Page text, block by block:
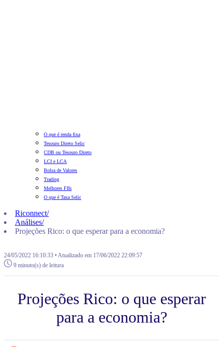
O que é renda fixa
Tesouro Direto Selic
CDB ou Tesouro Direto
LCI e LCA
Bolsa de Valores
Trading
Melhores FIIs
O que é Taxa Selic
Riconnect/
Análises/
Projeções Rico: o que esperar para a economia?
24/05/2022 16:10:33 • Atualizado em 17/06/2022 22:09:57
9 minuto(s) de leitura
Projeções Rico: o que esperar
para a economia?